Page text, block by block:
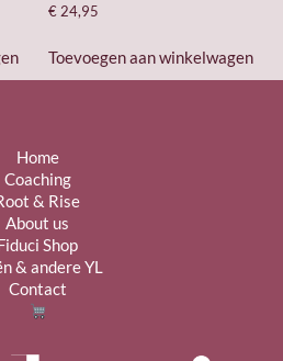
€ 24,95
Toevoegen aan winkelwagen
Home
Coaching
& Rise
About us
Shop
& andere YL
Contact